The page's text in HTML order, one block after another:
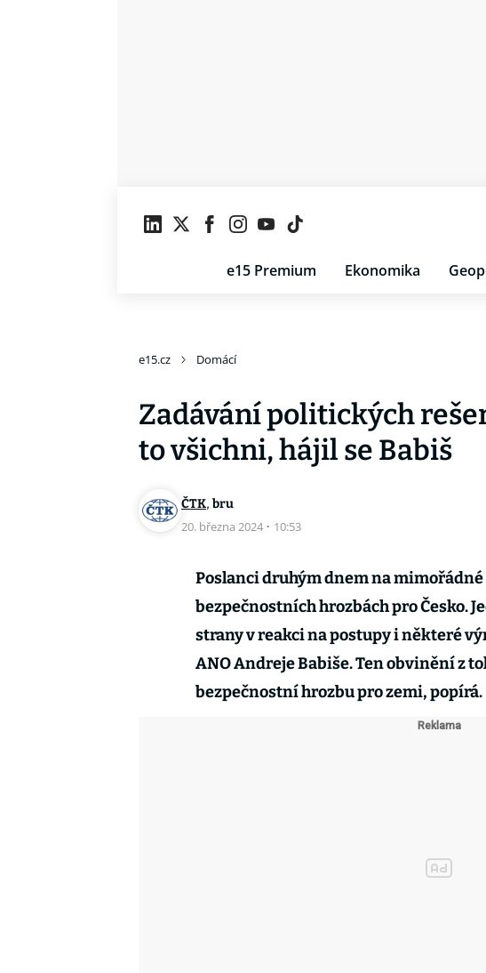
e15 Premium Ekonomika
e15.cz Domácí
Zadávání politických
to všichni, hájil se Babiš
ČTK, bru
20. března 2024 · 10:53
Poslanci druhým dnem na
bezpečnostních hrozbách pro Česko.
strany v reakci na postupy i některé
ANO Andreje Babiše. Ten obvinění z
bezpečnostní hrozbu pro zemi, popírá.